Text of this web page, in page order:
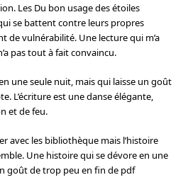
Les Du bon usage des étoiles
se battent contre leurs propres
de vulnérabilité. Une lecture qui m’a
pas tout à fait convaincu.
une seule nuit, mais qui laisse un goût
L’écriture est une danse élégante,
et de feu.
avec les bibliothèque mais l’histoire
Une histoire qui se dévore en une
goût de trop peu en fin de pdf